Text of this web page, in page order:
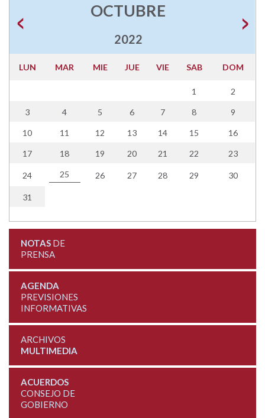
OCTUBRE
2022
LUN MAR MIE JUE VIE SAB DOM
1 2
3 4 5 6 7 8 9
10 11 12 13 14 15 16
17 18 19 20 21 22 23
24 25 26 27 28 29 30
31
NOTASDE
PRENSA
AGENDA
PREVISIONES
INFORMATIVAS
ARCHIVOS
MULTIMEDIA
ACUERDOS
CONSEJO DE
GOBIERNO